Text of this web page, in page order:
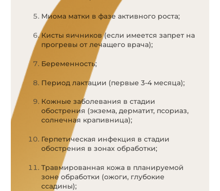
Миома матки в фазе активного роста;
Кисты яичников (если имеется запрет на
прогревы от лечащего врача);
Беременность;
Период лактации (первые 3-4 месяца);
Кожные заболевания в стадии
обострения (экзема, дерматит, псориаз,
солнечная крапивница);
Герпетическая инфекция в стадии
обострения в зонах обработки;
Травмированная кожа в планируемой
зоне обработки (ожоги, глубокие
ссадины);